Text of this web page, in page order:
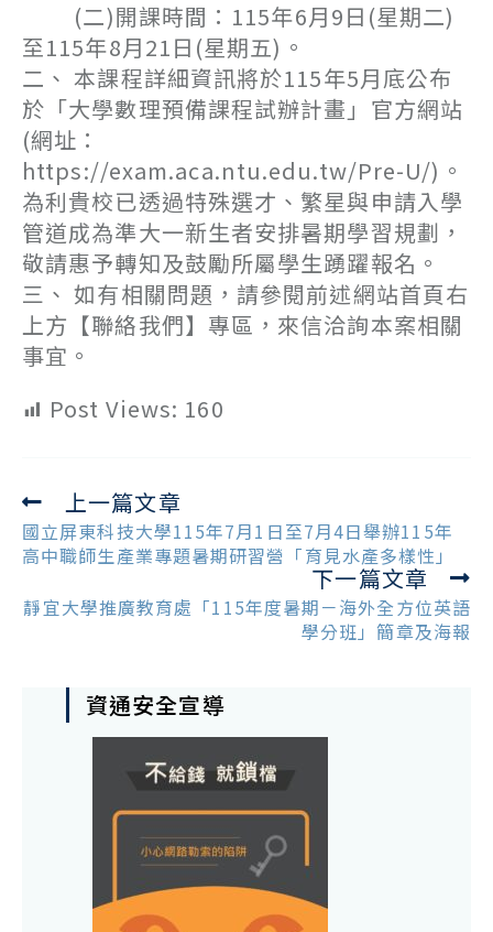
(二)開課時間：115年6月9日(星期二)
至115年8月21日(星期五)。
二、 本課程詳細資訊將於115年5月底公布
於「大學數理預備課程試辦計畫」官方網站
(網址：
https://exam.aca.ntu.edu.tw/Pre-U/)。
為利貴校已透過特殊選才、繁星與申請入學
管道成為準大一新生者安排暑期學習規劃，
敬請惠予轉知及鼓勵所屬學生踴躍報名。
三、 如有相關問題，請參閱前述網站首頁右
上方【聯絡我們】專區，來信洽詢本案相關
事宜。
Post Views: 160
Read
more
articles
上一篇文章
國立屏東科技大學115年7月1日至7月4日舉辦115年
高中職師生產業專題暑期研習營「育見水產多樣性」
下一篇文章
靜宜大學推廣教育處「115年度暑期－海外全方位英語
學分班」簡章及海報
資通安全宣導